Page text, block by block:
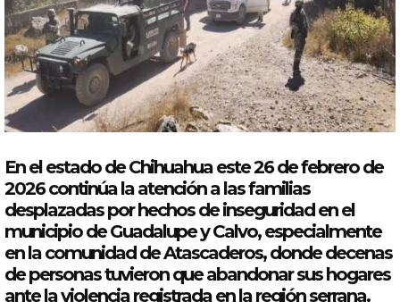
En el estado deChihuahuaeste 26 de febrero de
2026 continúa laatencióna las familias
desplazadasporhechos de inseguridad en el
municipio deGuadalupeyCalvo, especialmente
en la comunidad de Atascaderos, donde decenas
de personas tuvieron que abandonar sus hogares
ante la violencia registrada en la región serrana.